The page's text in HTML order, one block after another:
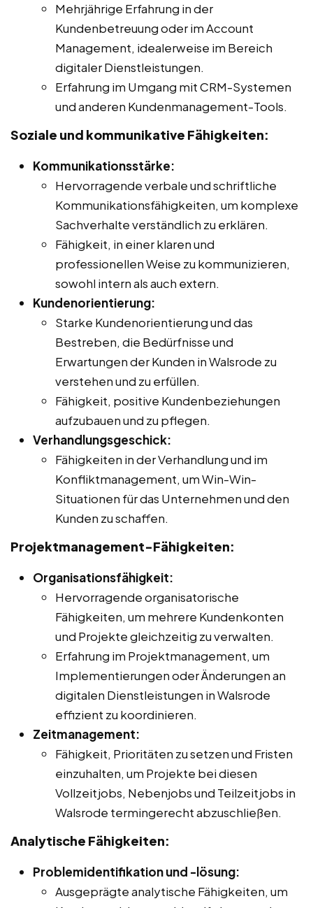
Mehrjährige Erfahrung in der
Kundenbetreuung oder im Account
Management, idealerweise im Bereich
digitaler Dienstleistungen.
Erfahrung im Umgang mit CRM-Systemen
und anderen Kundenmanagement-Tools.
Soziale und kommunikative Fähigkeiten:
Kommunikationsstärke:
Hervorragende verbale und schriftliche
Kommunikationsfähigkeiten, um komplexe
Sachverhalte verständlich zu erklären.
Fähigkeit, in einer klaren und
professionellen Weise zu kommunizieren,
sowohl intern als auch extern.
Kundenorientierung:
Starke Kundenorientierung und das
Bestreben, die Bedürfnisse und
Erwartungen der Kunden in Walsrode zu
verstehen und zu erfüllen.
Fähigkeit, positive Kundenbeziehungen
aufzubauen und zu pflegen.
Verhandlungsgeschick:
Fähigkeiten in der Verhandlung und im
Konfliktmanagement, um Win-Win-
Situationen für das Unternehmen und den
Kunden zu schaffen.
Projektmanagement-Fähigkeiten:
Organisationsfähigkeit:
Hervorragende organisatorische
Fähigkeiten, um mehrere Kundenkonten
und Projekte gleichzeitig zu verwalten.
Erfahrung im Projektmanagement, um
Implementierungen oder Änderungen an
digitalen Dienstleistungen in Walsrode
effizient zu koordinieren.
Zeitmanagement:
Fähigkeit, Prioritäten zu setzen und Fristen
einzuhalten, um Projekte bei diesen
Vollzeitjobs, Nebenjobs und Teilzeitjobs in
Walsrode termingerecht abzuschließen.
Analytische Fähigkeiten:
Problemidentifikation und -lösung:
Ausgeprägte analytische Fähigkeiten, um